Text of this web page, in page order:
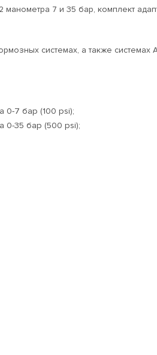
7 и 35 бар, комплект
системах, а также
0-7 бар (100 psi);
0-35 бар (500 psi);